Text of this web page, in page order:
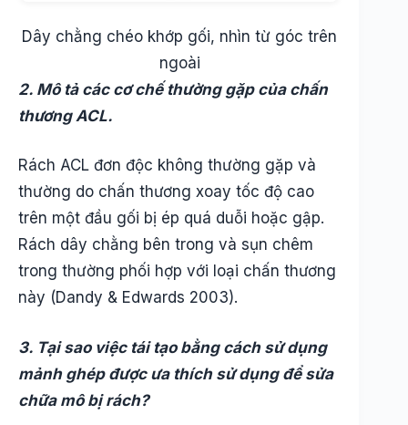
Dây chằng chéo khớp gối, nhìn từ góc trên
ngoài
2. Mô tả các cơ chế thường gặp của chấn
thương ACL.
Rách ACL đơn độc không thường gặp và
thường do chấn thương xoay tốc độ cao
trên một đầu gối bị ép quá duỗi hoặc gập.
Rách dây chằng bên trong và sụn chêm
trong thường phối hợp với loại chấn thương
này (Dandy & Edwards 2003).
3. Tại sao việc tái tạo bằng cách sử dụng
mảnh ghép được ưa thích sử dụng để sửa
chữa mô bị rách?